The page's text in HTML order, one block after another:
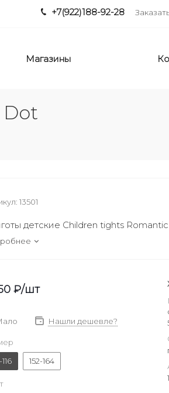
+7(922)188-92-28
Магазины
Dot
13501
детские Children tights
₽/шт
Нашли дешевле?
116
152-164